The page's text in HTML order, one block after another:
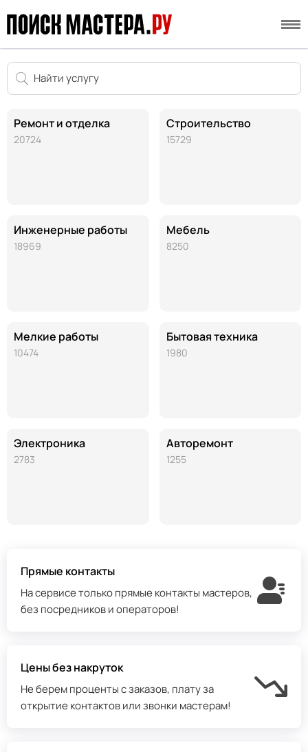
Ремонт и отделка
20724
Инженерные работы
18969
Мелкие работы
10474
Электроника
2783
Строительство
15729
Мебель
8250
Бытовая техника
1980
Авторемонт
1255
Прямые контакты
На сервисе только прямые контакты мастеров,
без посредников и операторов!
Цены без накруток
Не берем проценты с заказов, плату за
открытие контактов или звонки мастерам!